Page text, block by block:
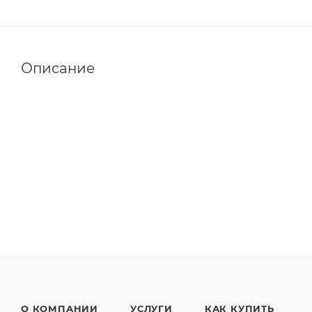
Описание
О КОМПАНИИ УСЛУГИ КАК КУПИТЬ